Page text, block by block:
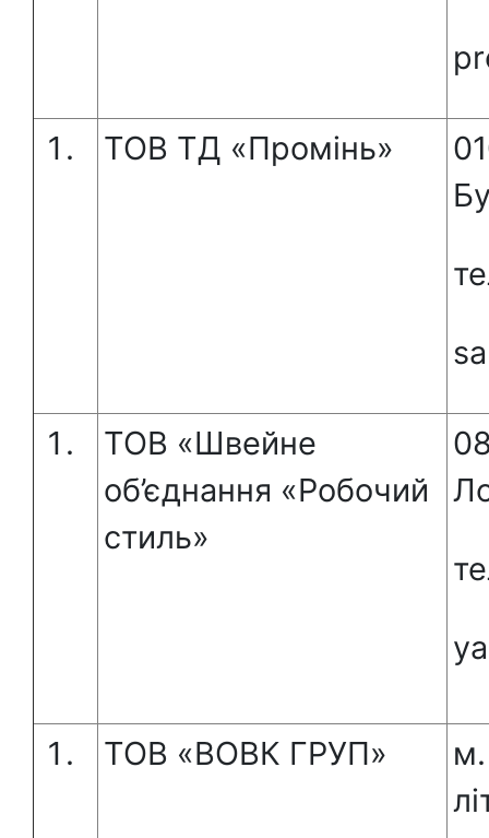
ТОВ ТД «Промінь»
ТОВ «Швейне
об’єднання «Робочий
стиль»
ТОВ «ВОВК ГРУП»
м.